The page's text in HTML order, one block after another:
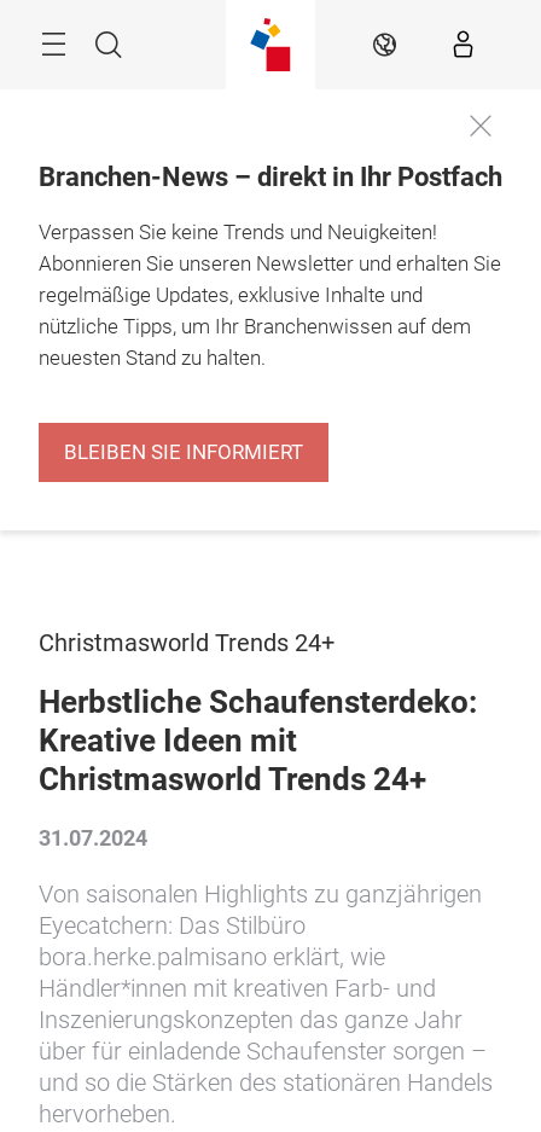
Suche DE
Branchen-News – direkt in Ihr Postfach
Verpassen Sie keine Trends und Neuigkeiten!
Abonnieren Sie unseren Newsletter und erhalten Sie
regelmäßige Updates, exklusive Inhalte und
nützliche Tipps, um Ihr Branchenwissen auf dem
neuesten Stand zu halten.
BLEIBEN SIE INFORMIERT
Christmasworld Trends 24+
Herbstliche Schaufensterdeko:
Kreative Ideen mit
Christmasworld Trends 24+
31.07.2024
Von saisonalen Highlights zu ganzjährigen
Eyecatchern: Das Stilbüro
bora.herke.palmisano erklärt, wie
Händler*innen mit kreativen Farb- und
Inszenierungskonzepten das ganze Jahr
über für einladende Schaufenster sorgen –
und so die Stärken des stationären Handels
hervorheben.